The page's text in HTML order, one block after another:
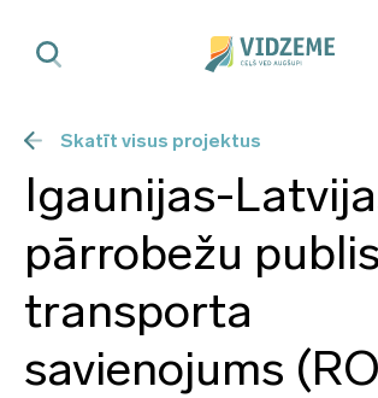
Skatīt visus projektus
Igaunijas-
pārrobežu
transporta
savienojums